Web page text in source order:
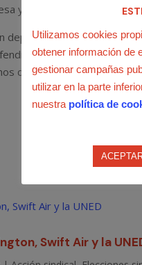
y juntas de funcionarios.
depositado su confianza
un modelo sindical
de los trabajadores.
Swift Air y la
Utilizamos cookies
obtener información de
gestionar campañas
utilizar en la parte
nuestra política de